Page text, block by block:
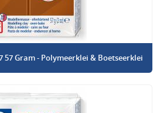
57 Gram - Polymeerklei & Boetseerklei